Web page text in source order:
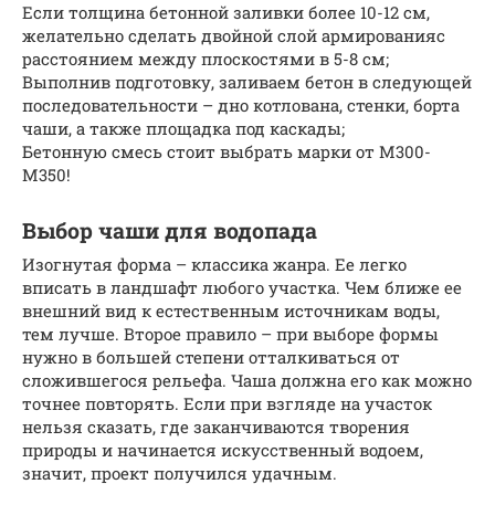
Если толщина бетонной заливки более 10-12 см,
желательно сделать двойной слой армированияс
расстоянием между плоскостями в 5-8 см;
Выполнив подготовку, заливаем бетон в следующей
последовательности – дно котлована, стенки, борта
чаши, а также площадка под каскады;
Бетонную смесь стоит выбрать марки от М300-
М350!
Выбор чаши для водопада
Изогнутая форма – классика жанра. Ее легко
вписать в ландшафт любого участка. Чем ближе ее
внешний вид к естественным источникам воды,
тем лучше. Второе правило – при выборе формы
нужно в большей степени отталкиваться от
сложившегося рельефа. Чаша должна его как можно
точнее повторять. Если при взгляде на участок
нельзя сказать, где заканчиваются творения
природы и начинается искусственный водоем,
значит, проект получился удачным.